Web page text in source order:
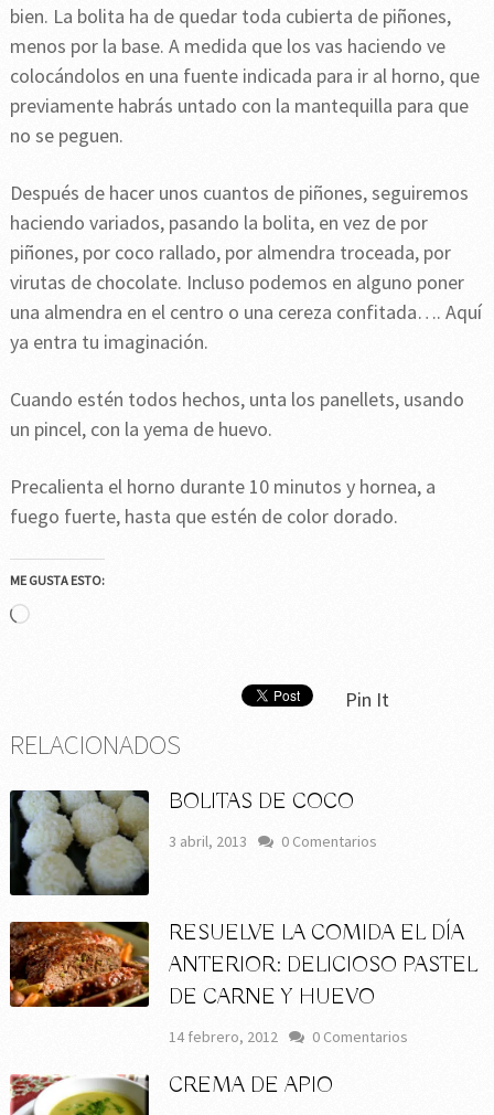
bien. La bolita ha de quedar toda cubierta de piñones,
menos por la base. A medida que los vas haciendo ve
colocándolos en una fuente indicada para ir al horno, que
previamente habrás untado con la mantequilla para que
no se peguen.
Después de hacer unos cuantos de piñones, seguiremos
haciendo variados, pasando la bolita, en vez de por
piñones, por coco rallado, por almendra troceada, por
virutas de chocolate. Incluso podemos en alguno poner
una almendra en el centro o una cereza confitada…. Aquí
ya entra tu imaginación.
Cuando estén todos hechos, unta los panellets, usando
un pincel, con la yema de huevo.
Precalienta el horno durante 10 minutos y hornea, a
fuego fuerte, hasta que estén de color dorado.
ME GUSTA ESTO:
Cargando...
Pin It
RELACIONADOS
BOLITAS DE COCO
3 abril, 2013 0 Comentarios
RESUELVE LA COMIDA EL DÍA
ANTERIOR: DELICIOSO PASTEL
DE CARNE Y HUEVO
14 febrero, 2012 0 Comentarios
CREMA DE APIO